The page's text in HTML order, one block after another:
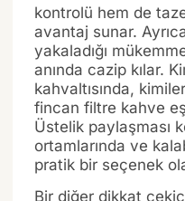
kontrolü hem de
avantaj sunar.
yakaladığı
anında cazip kılar.
kahvaltısında,
fincan filtre kahve
Üstelik paylaşması
ortamlarında ve
pratik bir seçenek
Bir diğer dikkat